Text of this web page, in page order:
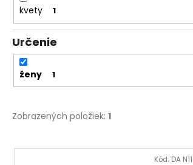
kvety 1
Určenie
ženy 1
Zobrazených položiek: 1
V
Kód: DA N11